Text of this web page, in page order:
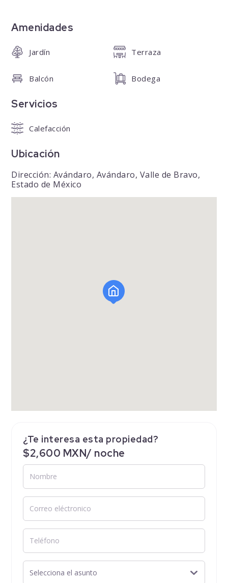
¿Te interesa esta propiedad?
$2,600 MXN/ noche
Amenidades
Jardín Terraza
Balcón Bodega
Servicios
Calefacción
Ubicación
Dirección: Avándaro, Avándaro, Valle de Bravo,
Estado de México